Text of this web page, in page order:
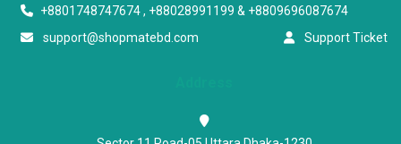
+8801748747674 , +88028991199 & +8809696087674
support@shopmatebd.com
Support Ticket